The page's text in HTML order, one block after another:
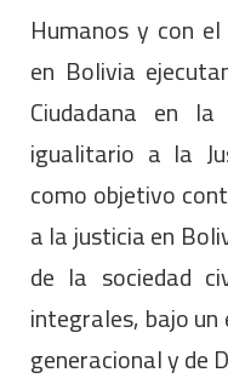
Humanos y con
en Bolivia
Ciudadana en
igualitario a la
como objetivo
a la justicia en
de la sociedad
integrales, bajo
generacional y de